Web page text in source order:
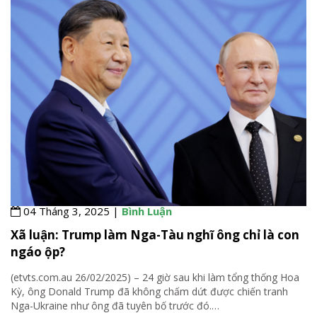
04 Tháng 3, 2025 |Bình Luận
Xã luận: Trump làm Nga-Tàu nghĩ ông chỉ là con
ngáo ộp?
(etvts.com.au 26/02/2025) – 24 giờ sau khi làm tổng thống Hoa
Kỳ, ông Donald Trump đã không chấm dứt được chiến tranh
Nga-Ukraine như ông đã tuyên bố trước đó.…